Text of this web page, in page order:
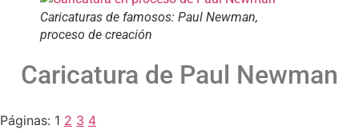
Caricaturas de famosos: Paul Newman,
proceso de creación
Caricatura de Paul Newman
Páginas: 1 2 3 4